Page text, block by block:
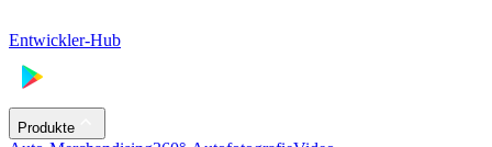
Entwickler-Hub
Produkte